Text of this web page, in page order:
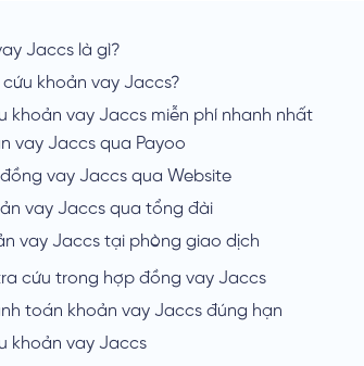
Jaccs là gì?
cứu khoản vay Jaccs?
khoản vay Jaccs miễn phí nhanh nhất
vay Jaccs qua Payoo
đồng vay Jaccs qua Website
vay Jaccs qua tổng đài
vay Jaccs tại phòng giao dịch
cứu trong hợp đồng vay Jaccs
toán khoản vay Jaccs đúng hạn
khoản vay Jaccs